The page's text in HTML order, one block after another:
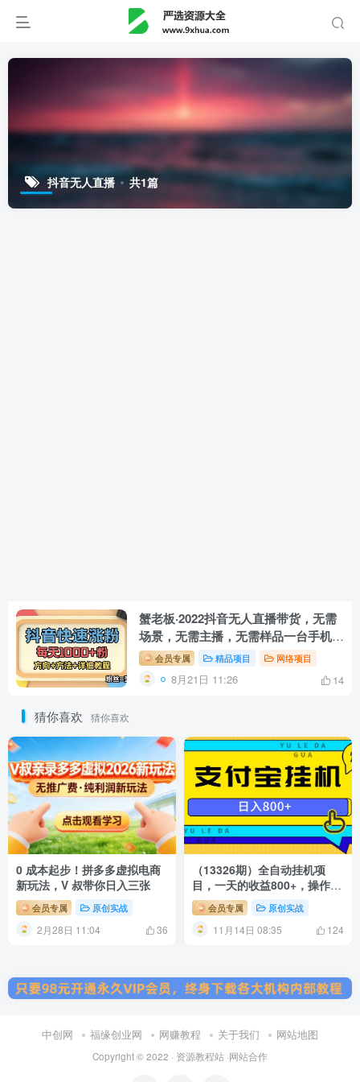
抖音无人直播 共1篇
蟹老板·2022抖音无人直播带货，无需
场景，无需主播，无需样品一台手机干
无人直播￼
会员专属 精品项目 网络项目
8月21日 11:26 14
猜你喜欢 猜你喜欢
0 成本起步！拼多多虚拟电商
新玩法，V 叔带你日入三张
会员专属 原创实战
2月28日 11:04 36
（13326期）全自动挂机项
目，一天的收益800+，操作也
是十分的方便
会员专属 原创实战
11月14日 08:35 124
中创网 福缘创业网 网赚教程 关于我们 网站地图
Copyright © 2022 · 资源教程站 ·网站合作